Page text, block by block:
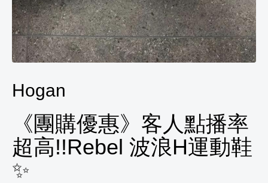
Hogan
《團購優惠》客人點播率
超高!!Rebel 波浪H運動鞋
✨